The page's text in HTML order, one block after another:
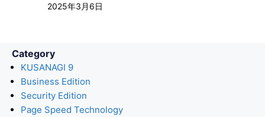
2025年3月6日
Category
KUSANAGI 9
Business Edition
Security Edition
Page Speed Technology